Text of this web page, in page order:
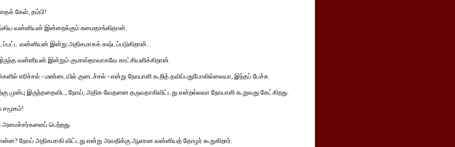
கேள், தம்பி!
வன்னியன் இன்றைக்கும் சுமைதாங்கிதான்.
வன்னியன் இன்று அதிகமாகக் கஷ்டப்படுகிறான்.
வன்னியன் இன்றும் குமாஸ்தாவாகவே காட்சியளிக்கிறான்.
எரிச்சல் - மண்டையில் குடைச்சல் - என்று நோயாளி கூறித் தவிப்பதுபோலில்லையா, இந்தப் பேச்சு.
முன்பு இருந்ததைவிட, நோய், அதிக வேதனை தருவதாகிவிட்டது என்றல்லவா நோயாளி கூறுவது கேட்கிறது.
சமூகம்!
அமைச்சர்களைப் பெற்றது.
என்ன? நோய் அதிகமாகி விட்டது என்று அவதிக்கு ஆளான வன்னியத் தோழர் கூறுகிறார்.